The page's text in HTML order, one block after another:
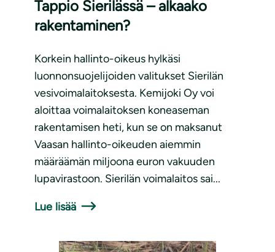
Tappio Sierilässä – alkaako
rakentaminen?
Korkein hallinto-oikeus hylkäsi
luonnonsuojelijoiden valitukset Sierilän
vesivoimalaitoksesta. Kemijoki Oy voi
aloittaa voimalaitoksen koneaseman
rakentamisen heti, kun se on maksanut
Vaasan hallinto-oikeuden aiemmin
määräämän miljoona euron vakuuden
lupavirastoon. Sierilän voimalaitos sai...
Lue lisää